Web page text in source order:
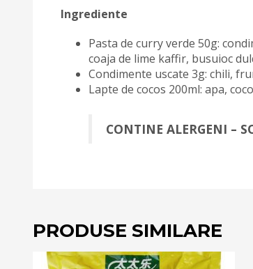
Ingrediente
Pasta de curry verde 50g:
coaja de lime kaffir, busuioc
Condimente uscate 3g: chili,
Lapte de cocos 200ml: apa,
CONTINE ALERGENI –
PRODUSE SIMILARE